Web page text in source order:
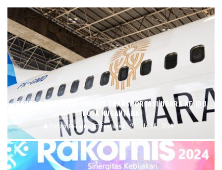
GARUDA INDONESIA DUKUNG TRANSPORTASI UDARA KE IBU
KOTA NUSANTARA
Endah Caratri Featured July 29, 2024